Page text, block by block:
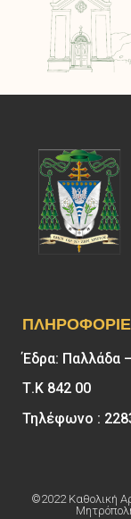
Έδρα: Παλλάδα
Τ.Κ 842 00
Τηλέφωνο :
©2022 Καθολική